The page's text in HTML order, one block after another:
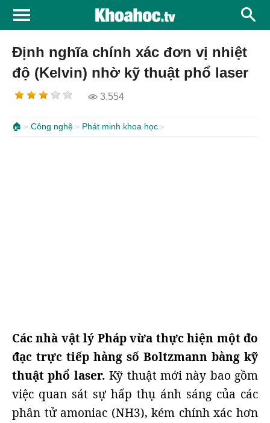
Định nghĩa chính xác đơn vị nhiệt
độ (Kelvin) nhờ kỹ thuật phổ laser
3.554
🏠 Công nghệ Phát minh khoa học
Các nhà vật lý Pháp vừa thực hiện một đo
đạc trực tiếp hằng số Boltzmann bằng kỹ
thuật phổ laser. Kỹ thuật mới này bao gồm
việc quan sát sự hấp thụ ánh sáng của các
phân tử amoniac (NH3), kém chính xác hơn